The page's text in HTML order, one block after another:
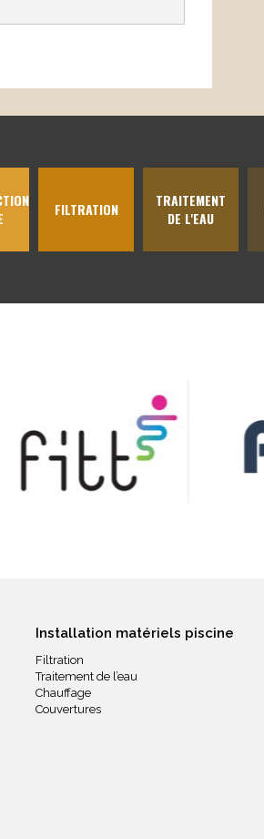
FILTRATION
TRAITEMENT
DE L'EAU
Installation matériels piscine
Filtration
Traitement de l’eau
Chauffage
Couvertures